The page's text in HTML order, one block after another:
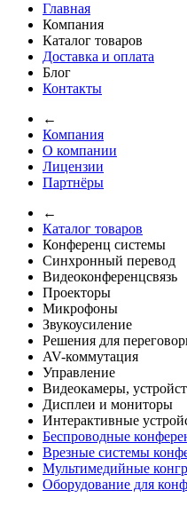
Главная
Компания
Каталог товаров
Доставка и оплата
Блог
Контакты
←
Компания
О компании
Лицензии
Партнёры
←
Каталог товаров
Конференц системы
Синхронный перевод
Видеоконференцсвязь
Проекторы
Микрофоны
Звукоусиление
Решения для
AV-коммутация
Управление
Видеокамеры,
Дисплеи и мониторы
Интерактивные
Беспроводные
Врезные системы
Мультимедийные
Оборудование для